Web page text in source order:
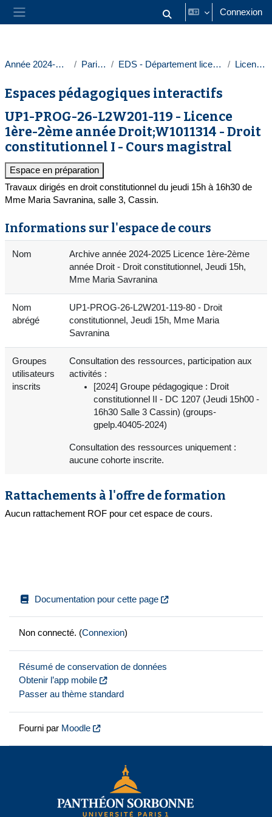
Passer au contenu principal
Panneau latéral Activer/désactiver la saisie
Connexion
Année 2024-2025 Paris 1 EDS - Département licences Licences
Espaces pédagogiques interactifs
UP1-PROG-26-L2W201-119 - Licence
1ère-2ème année Droit;W1011314 - Droit
constitutionnel I - Cours magistral
Espace en préparation
Travaux dirigés en droit constitutionnel du jeudi 15h à 16h30 de
Mme Maria Savranina, salle 3, Cassin.
Informations sur l'espace de cours
Nom
Archive année 2024-2025 Licence 1ère-2ème
année Droit - Droit constitutionnel, Jeudi 15h,
Mme Maria Savranina
Nom
abrégé
UP1-PROG-26-L2W201-119-80 - Droit
constitutionnel, Jeudi 15h, Mme Maria
Savranina
Groupes
utilisateurs
inscrits
Consultation des ressources, participation aux
activités :
[2024] Groupe pédagogique : Droit
constitutionnel II - DC 1207 (Jeudi 15h00 -
16h30 Salle 3 Cassin) (groups-
gpelp.40405-2024)
Consultation des ressources uniquement :
aucune cohorte inscrite.
Rattachements à l'offre de formation
Aucun rattachement ROF pour cet espace de cours.
Documentation pour cette page
Non connecté. (Connexion)
Résumé de conservation de données
Obtenir l’app mobile
Passer au thème standard
Fourni par Moodle